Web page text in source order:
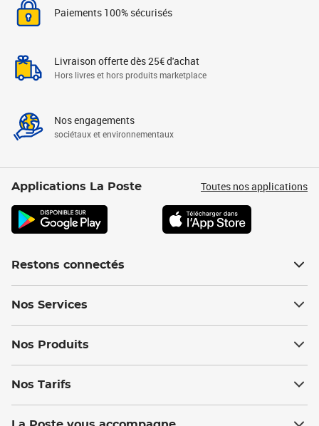
Paiements 100% sécurisés
Livraison offerte dès 25€ d'achat
Hors livres et hors produits marketplace
Nos engagements
sociétaux et environnementaux
Applications La Poste Toutes nos applications
Restons connectés
Nos Services
Nos Produits
Nos Tarifs